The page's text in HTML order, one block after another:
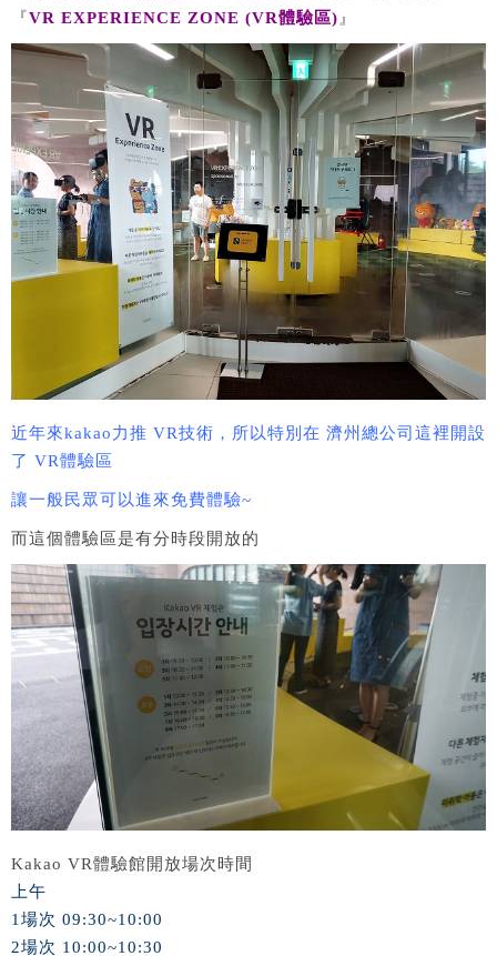
『VR EXPERIENCE ZONE (VR體驗區) 』
近年來kakao力推 VR技術，所以特別在 濟州總公司這裡開設
了 VR體驗區
讓一般民眾可以進來免費體驗~
而這個體驗區是有分時段開放的
Kakao VR體驗館開放場次時間
上午
1場次 09:30~10:00
2場次 10:00~10:30